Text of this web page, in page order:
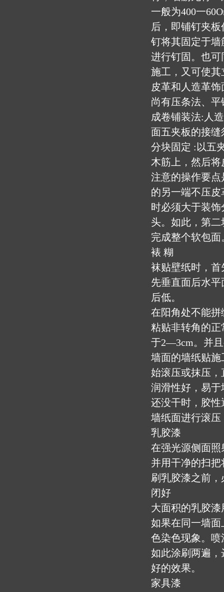
一般为400一
后，即铺钉夹
钉将其固定于
进行钉固。也
施工，又可使
皮革和人造革
尚有压条法、
成卷铺装法:人
面五夹板的接
分块固定 :以五
木筋上，然后
注意的操作要
的另一端不压
时必须大于装
头。如此，第
完成整个软包面
裱 糊
袜贴壁纸时，
先垂直面后水
后低。
在阳角处不能
粘贴非转角的
于2—3cm。并
墙面的墙纸贴
始滚压或抹压
润滑性好，易
还没干时，胶性
墙纸面进行滚
乳胶漆
在强光源侧面
并用干净的扫
刷乳胶漆之前
闭好
大面积的乳胶
如果在同一墙
色染色现象。
如此涂刷两遍
好的效果。
家具漆